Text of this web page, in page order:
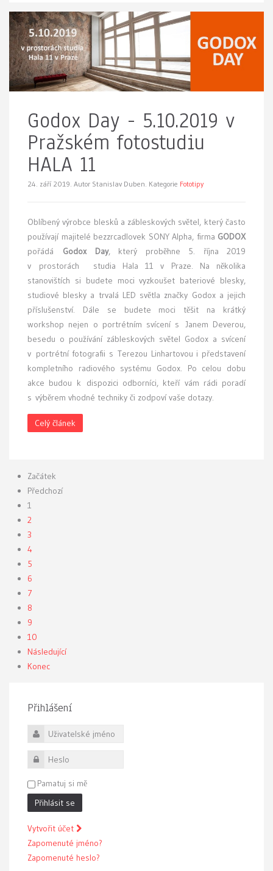
Godox Day - 5.10.2019 v
Pražském fotostudiu
HALA 11
24. září 2019. Autor Stanislav Duben. Kategorie Fototipy
Oblíbený výrobce blesků a zábleskových světel, který často
používají majitelé bezzrcadlovek SONY Alpha, firma GODOX
pořádá Godox Day, který proběhne 5. října 2019
v prostorách studia Hala 11 v Praze. Na několika
stanovištích si budete moci vyzkoušet bateriové blesky,
studiové blesky a trvalá LED světla značky Godox a jejich
příslušenství. Dále se budete moci těšit na krátký
workshop nejen o portrétním svícení s Janem Deverou,
besedu o používání zábleskových světel Godox a svícení
v portrétní fotografii s Terezou Linhartovou i představení
kompletního radiového systému Godox. Po celou dobu
akce budou k dispozici odborníci, kteří vám rádi poradí
s výběrem vhodné techniky či zodpoví vaše dotazy.
Celý článek
Začátek
Předchozí
1
2
3
4
5
6
7
8
9
10
Následující
Konec
Přihlášení
Uživatelské jméno
Heslo
Pamatuj si mě
Přihlásit se
Vytvořit účet
Zapomenuté jméno?
Zapomenuté heslo?